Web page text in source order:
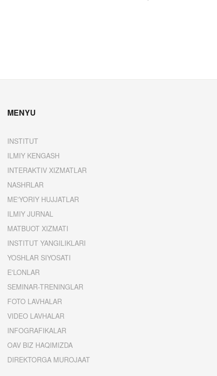
MENYU
INSTITUT
ILMIY KENGASH
INTERAKTIV XIZMATLAR
NASHRLAR
ME'YORIY HUJJATLAR
ILMIY JURNAL
MATBUOT XIZMATI
INSTITUT YANGILIKLARI
YOSHLAR SIYOSATI
E'LONLAR
SEMINAR-TRENINGLAR
FOTO LAVHALAR
VIDEO LAVHALAR
INFOGRAFIKALAR
OAV BIZ HAQIMIZDA
DIREKTORGA MUROJAAT